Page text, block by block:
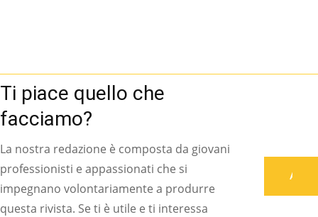
Ti piace quello che
facciamo?
La nostra redazione è composta da giovani
professionisti e appassionati che si
impegnano volontariamente a produrre
questa rivista. Se ti è utile e ti interessa